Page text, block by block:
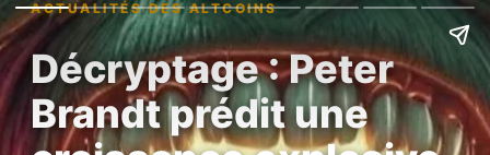
ACTUALITÉS DES ALTCOINS
Décryptage : Peter
Brandt prédit une